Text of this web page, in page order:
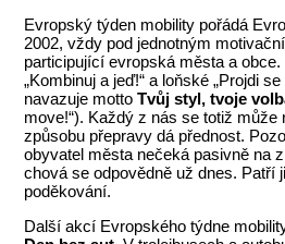
Evropský týden mobility pořádá
2002, vždy pod jednotným
participující evropská města a
„Kombinuj a jeď!“ a loňské „Projdi
navazuje mottoTvůj styl, tvoje
move!“). Každý z nás se totiž
způsobu přepravy dá přednost.
obyvatel města nečeká pasivně na
chová se odpovědně už dnes. Patří
poděkování.
Další akcí Evropského týdne